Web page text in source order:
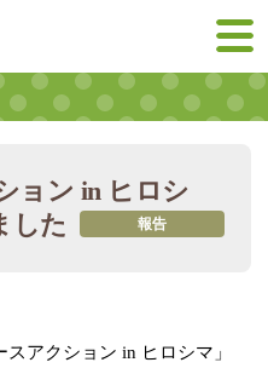
ョン in ヒロシ
した
報告
アクション in ヒロシマ」